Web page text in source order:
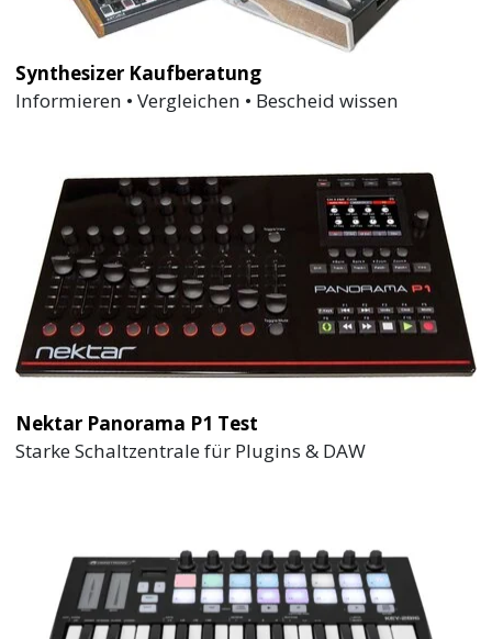
Synthesizer Kaufberatung
Informieren • Vergleichen • Bescheid wissen
Nektar Panorama P1 Test
Starke Schaltzentrale für Plugins & DAW